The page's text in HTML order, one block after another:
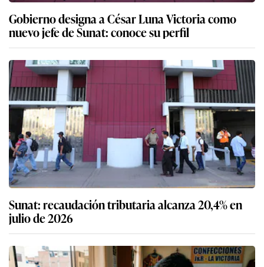
Gobierno designa a César Luna Victoria como
nuevo jefe de Sunat: conoce su perfil
Sunat: recaudación tributaria alcanza 20,4% en
julio de 2026